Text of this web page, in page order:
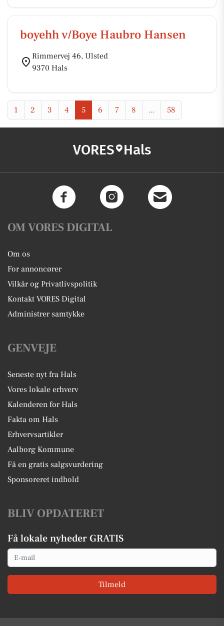
boyehh v/Boye Haubro Hansen
Rimmervej 46, Ulsted
9370 Hals
1 2 3 4 5 6 7 8 ... 58
VORES Hals
OM VORES DIGITAL
Om os
For annoncører
Vilkår og Privatlivspolitik
Kontakt VORES Digital
Administrer samtykke
GENVEJE
Seneste nyt fra Hals
Vores lokale erhverv
Kalenderen for Hals
Fakta om Hals
Erhvervsartikler
Aalborg Kommune
Få en gratis salgsvurdering
Sponsoreret indhold
BLIV OPDATERET
Få lokale nyheder GRATIS
Email
Tilmeld